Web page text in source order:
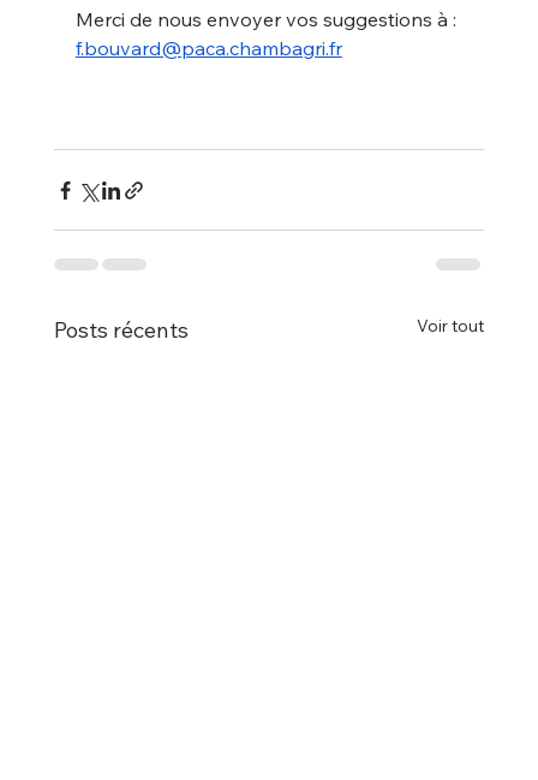
Merci de nous envoyer vos suggestions à :
f.bouvard@paca.chambagri.fr
Posts récents Voir tout